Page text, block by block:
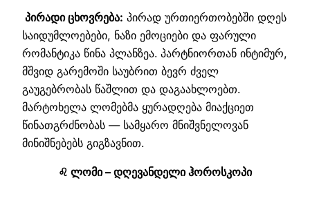
პირადი ცხოვრება: პირად ურთიერთობებში დღეს
საიდუმლოებები, ნაზი ემოციები და ფარული
რომანტიკა წინა პლანზეა. პარტნიორთან ინტიმურ,
მშვიდ გარემოში საუბრით ბევრ ძველ
გაუგებრობას წაშლით და დაგაახლოებთ.
მარტოხელა ლომებმა ყურადღება მიაქციეთ
წინათგრძნობას — სამყარო მნიშვნელოვან
მინიშნებებს გიგზავნით.
♌ ლომი – დღევანდელი ჰოროსკოპი